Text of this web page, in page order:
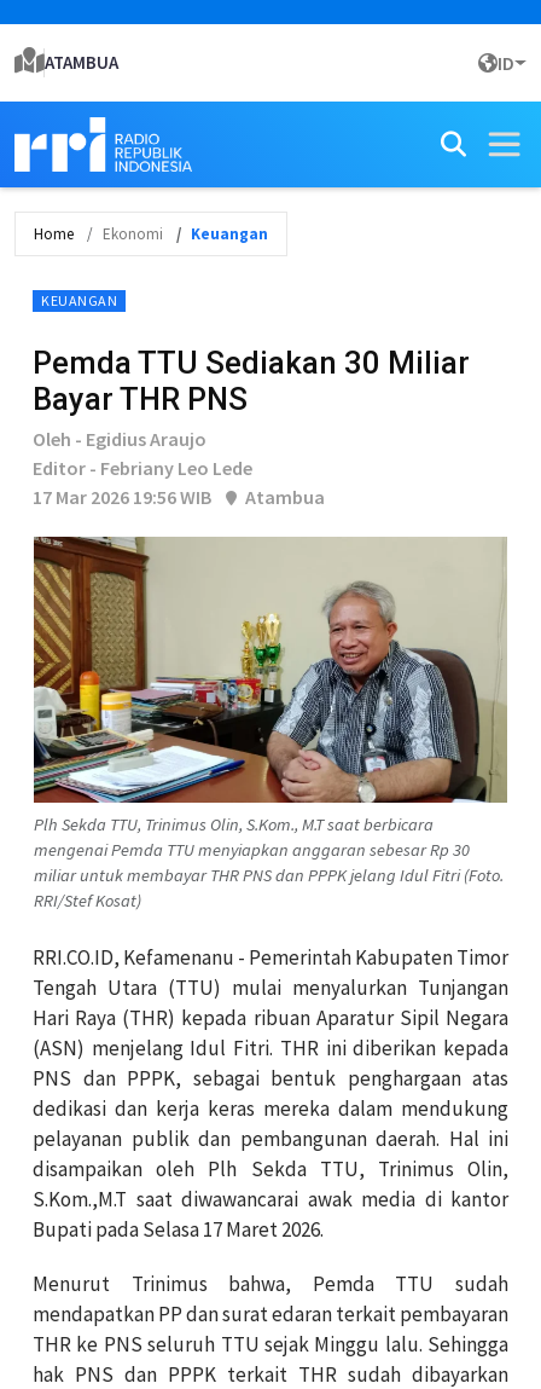
ATAMBUA ID
Home Ekonomi Keuangan
KEUANGAN
Pemda TTU Sediakan 30 Miliar
Bayar THR PNS
Oleh - Egidius Araujo
Editor - Febriany Leo Lede
17 Mar 2026 19:56 WIB
Atambua
Plh Sekda TTU, Trinimus Olin, S.Kom., M.T saat berbicara
mengenai Pemda TTU menyiapkan anggaran sebesar Rp 30
miliar untuk membayar THR PNS dan PPPK jelang Idul Fitri (Foto.
RRI/Stef Kosat)
RRI.CO.ID, Kefamenanu - Pemerintah Kabupaten Timor
Tengah Utara (TTU) mulai menyalurkan Tunjangan
Hari Raya (THR) kepada ribuan Aparatur Sipil Negara
(ASN) menjelang Idul Fitri. THR ini diberikan kepada
PNS dan PPPK, sebagai bentuk penghargaan atas
dedikasi dan kerja keras mereka dalam mendukung
pelayanan publik dan pembangunan daerah. Hal ini
disampaikan oleh Plh Sekda TTU, Trinimus Olin,
S.Kom.,M.T saat diwawancarai awak media di kantor
Bupati pada Selasa 17 Maret 2026.
Menurut Trinimus bahwa, Pemda TTU sudah
mendapatkan PP dan surat edaran terkait pembayaran
THR ke PNS seluruh TTU sejak Minggu lalu. Sehingga
hak PNS dan PPPK terkait THR sudah dibayarkan